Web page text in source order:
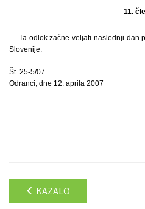
11.
Ta odlok začne veljati naslednji dan
Slovenije.
Št. 25-5/07
Odranci, dne 12. aprila 2007
KAZALO